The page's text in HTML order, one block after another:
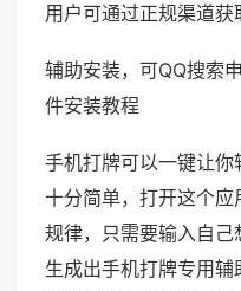
用户可通过正规渠道获
辅助安装，可QQ搜索
件安装教程
手机打牌可以一键让你
十分简单，打开这个
规律，只需要输入自
生成出手机打牌专用